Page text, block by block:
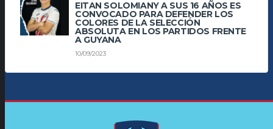
EITAN SOLOMIANY A SUS 16 AÑOS ES
CONVOCADO PARA DEFENDER LOS
COLORES DE LA SELECCIÓN
ABSOLUTA EN LOS PARTIDOS FRENTE
A GUYANA
10/09/2023